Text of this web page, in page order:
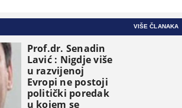
VIŠE ČLANAKA
Prof.dr. Senadin
Lavić : Nigdje više
u razvijenoj
Evropi ne postoji
politički poredak
u kojem se